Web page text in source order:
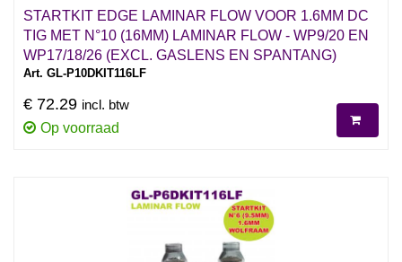
STARTKIT EDGE LAMINAR FLOW VOOR 1.6MM DC
TIG MET N°10 (16MM) LAMINAR FLOW - WP9/20 EN
WP17/18/26 (EXCL. GASLENS EN SPANTANG)
Art. GL-P10DKIT116LF
€ 72.29 incl. btw
Op voorraad